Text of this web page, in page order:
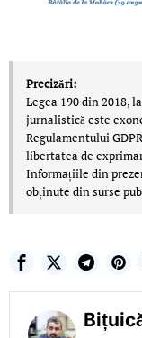
Precizări:
Legea 190 din 2018,
jurnalistică este
Regulamentului
libertatea de
Informațiile din
obținute din surse